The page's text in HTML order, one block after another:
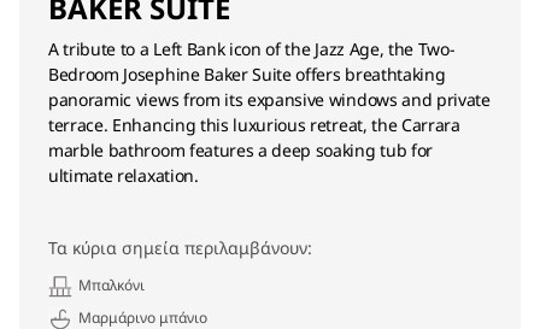
A tribute to a Left Bank icon of the Jazz Age, the Two-
Bedroom Josephine Baker Suite offers breathtaking
panoramic views from its expansive windows and private
terrace. Enhancing this luxurious retreat, the Carrara
marble bathroom features a deep soaking tub for
ultimate relaxation.
Τα κύρια σημεία περιλαμβάνουν:
Μπαλκόνι
Μαρμάρινο μπάνιο